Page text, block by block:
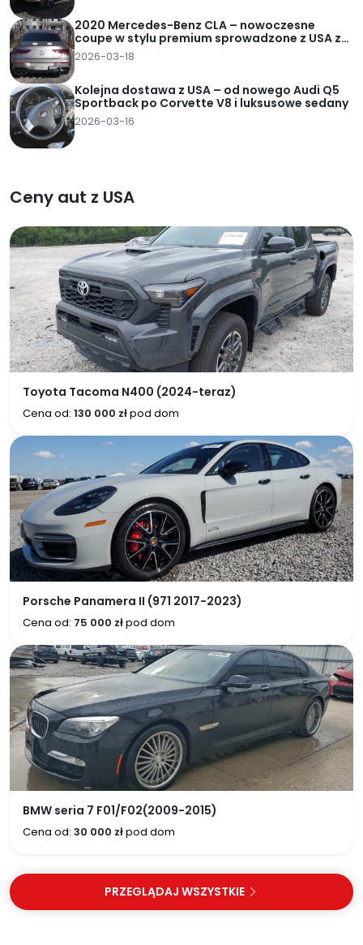
2020 Mercedes-Benz CLA – nowoczesne
coupe w stylu premium sprowadzone z USA za
82 tys. zł pod dom
2026-03-18
Kolejna dostawa z USA – od nowego Audi Q5
Sportback po Corvette V8 i luksusowe sedany
2026-03-16
Ceny aut z USA
Toyota Tacoma N400 (2024-teraz)
Cena od: 130 000 złpod dom
Porsche Panamera II (971 2017-2023)
Cena od: 75 000 złpod dom
BMW seria 7 F01/F02(2009-2015)
Cena od: 30 000 złpod dom
PRZEGLĄDAJ WSZYSTKIE